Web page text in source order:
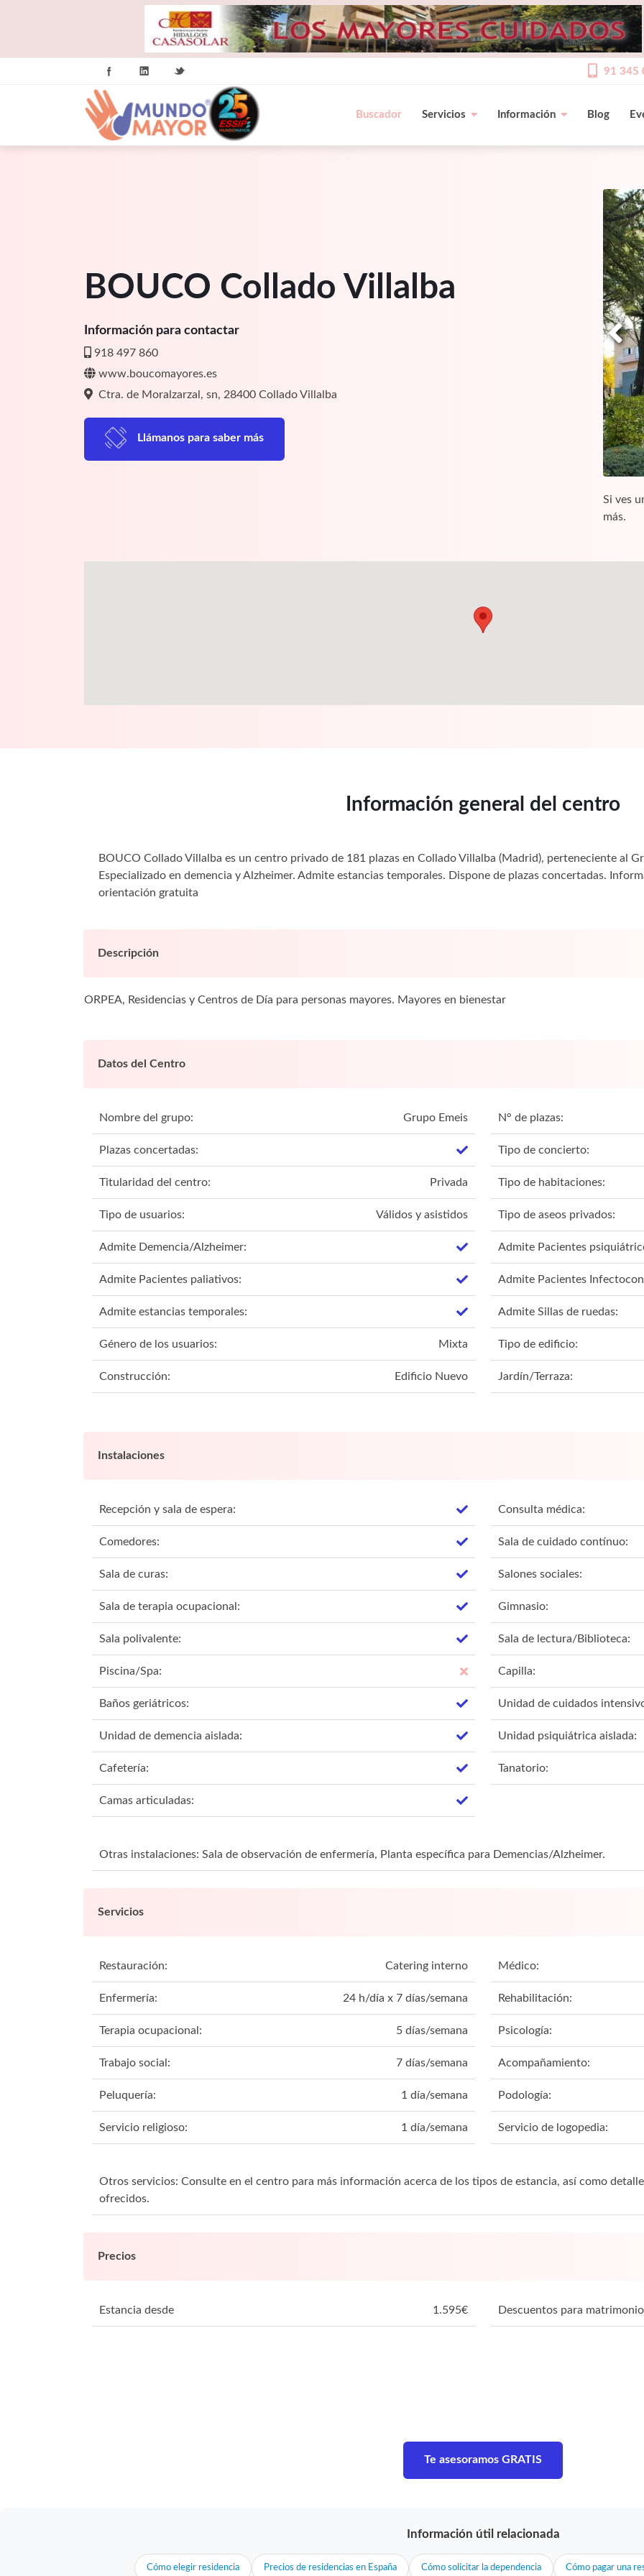
91 345
Buscador Servicios Información Blog
BOUCO Collado Villalba
Información para contactar
918 497 860
www.boucomayores.es
Ctra. de Moralzarzal, sn, 28400 Collado Villalba
Llámanos para saber más
Si ves
más.
Información general del centro
BOUCO Collado Villalba es un centro privado de 181 plazas en Collado Villalba (Madrid), perteneciente al
Especializado en demencia y Alzheimer. Admite estancias temporales. Dispone de plazas concertadas.
orientación gratuita
Descripción
ORPEA, Residencias y Centros de Día para personas mayores. Mayores en bienestar
Datos del Centro
Nombre del grupo: Grupo Emeis N° de plazas:
Plazas concertadas: Tipo de concierto:
Titularidad del centro: Privada Tipo de habitaciones:
Tipo de usuarios: Válidos y asistidos Tipo de aseos privados:
Admite Demencia/Alzheimer: Admite Pacientes
Admite Pacientes paliativos: Admite Pacientes
Admite estancias temporales: Admite Sillas de ruedas:
Género de los usuarios: Mixta Tipo de edificio:
Construcción: Edificio Nuevo Jardín/Terraza:
Instalaciones
Recepción y sala de espera: Consulta médica:
Comedores: Sala de cuidado contínuo:
Sala de curas: Salones sociales:
Sala de terapia ocupacional: Gimnasio:
Sala polivalente: Sala de lectura/Biblioteca:
Piscina/Spa: Capilla:
Baños geriátricos: Unidad de cuidados
Unidad de demencia aislada: Unidad psiquiátrica aislada:
Cafetería: Tanatorio:
Camas articuladas:
Otras instalaciones: Sala de observación de enfermería, Planta específica para Demencias/Alzheimer.
Servicios
Restauración: Catering interno Médico:
Enfermería: 24 h/día x 7 días/semana Rehabilitación:
Terapia ocupacional: 5 días/semana Psicología:
Trabajo social: 7 días/semana Acompañamiento:
Peluquería: 1 día/semana Podología:
Servicio religioso: 1 día/semana Servicio de logopedia:
Otros servicios: Consulte en el centro para más información acerca de los tipos de estancia, así como
ofrecidos.
Precios
Estancia desde 1.595€ Descuentos para
Te asesoramos GRATIS
Información útil relacionada
Cómo elegir residencia Precios de residencias en España Cómo solicitar la dependencia Cómo pagar una